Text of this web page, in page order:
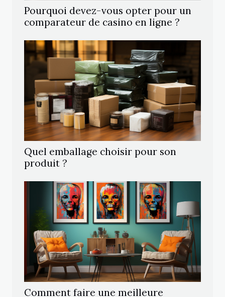
Pourquoi devez-vous opter pour un
comparateur de casino en ligne ?
Quel emballage choisir pour son
produit ?
Comment faire une meilleure